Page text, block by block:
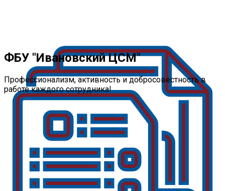
ФБУ "Ивановский ЦСМ"
Профессионализм, активность и добросовестность в
работе каждого сотрудника!